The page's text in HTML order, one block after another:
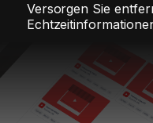
Versorgen Sie